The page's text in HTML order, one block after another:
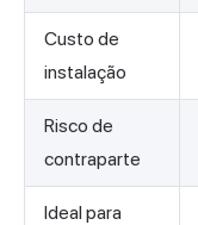
Custo de
instalação
Risco de
contraparte
Ideal para